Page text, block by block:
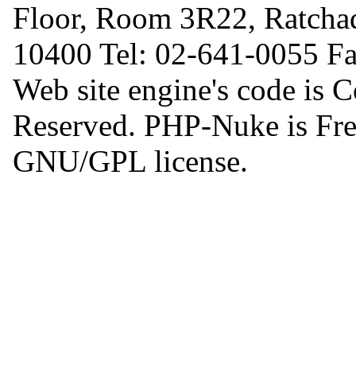
Floor, Room 3R22,
10400 Tel: 02-641-0055
Web site engine's code is
Reserved. PHP-Nuke is
GNU/GPL license.